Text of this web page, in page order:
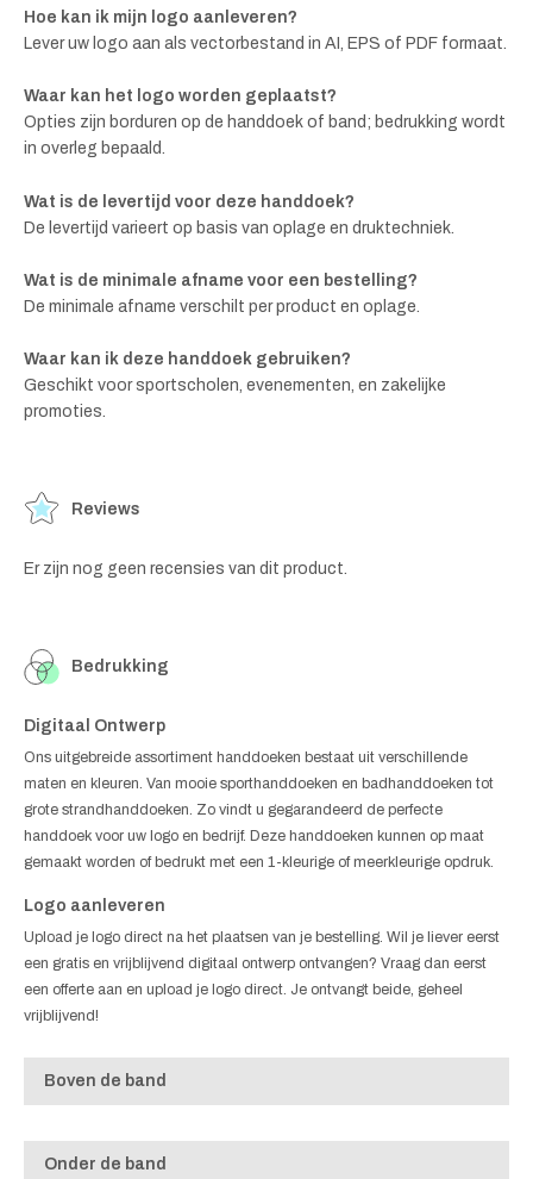
Hoe kan ik mijn logo aanleveren?
Lever uw logo aan als vectorbestand in AI, EPS of PDF formaat.
Waar kan het logo worden geplaatst?
Opties zijn borduren op de handdoek of band; bedrukking wordt
in overleg bepaald.
Wat is de levertijd voor deze handdoek?
De levertijd varieert op basis van oplage en druktechniek.
Wat is de minimale afname voor een bestelling?
De minimale afname verschilt per product en oplage.
Waar kan ik deze handdoek gebruiken?
Geschikt voor sportscholen, evenementen, en zakelijke
promoties.
Reviews
Er zijn nog geen recensies van dit product.
Bedrukking
Digitaal Ontwerp
Ons uitgebreide assortiment handdoeken bestaat uit verschillende
maten en kleuren. Van mooie sporthanddoeken en badhanddoeken tot
grote strandhanddoeken. Zo vindt u gegarandeerd de perfecte
handdoek voor uw logo en bedrijf. Deze handdoeken kunnen op maat
gemaakt worden of bedrukt met een 1-kleurige of meerkleurige opdruk.
Logo aanleveren
Upload je logo direct na het plaatsen van je bestelling. Wil je liever eerst
een gratis en vrijblijvend digitaal ontwerp ontvangen? Vraag dan eerst
een offerte aan en upload je logo direct. Je ontvangt beide, geheel
vrijblijvend!
Boven de band
Onder de band